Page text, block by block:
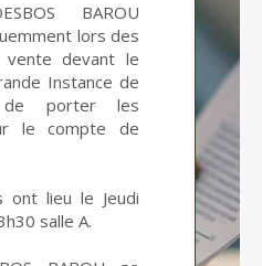
BAROU
lors des
vente devant le
Instance de
de porter les
le compte de
ont lieu le Jeudi
salle A.